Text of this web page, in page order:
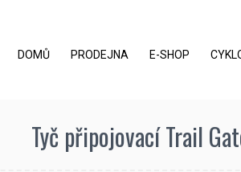
DOMŮ PRODEJNA E-SHOP
Tyč připojovací Trail